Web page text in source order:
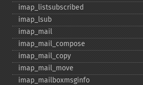
imap_​listsubscribed
imap_​lsub
imap_​mail
imap_​mail_​compose
imap_​mail_​copy
imap_​mail_​move
imap_​mailboxmsginfo